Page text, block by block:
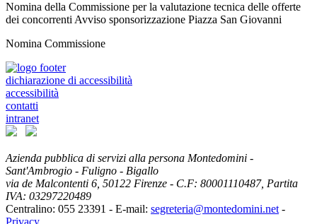
Nomina della Commissione per la valutazione tecnica delle offerte
dei concorrenti Avviso sponsorizzazione Piazza San Giovanni
Nomina Commissione
dichiarazione di accessibilità
accessibilità
contatti
intranet
Azienda pubblica di servizi alla persona Montedomini -
Sant'Ambrogio - Fuligno - Bigallo
via de Malcontenti 6, 50122 Firenze - C.F: 80001110487, Partita
IVA: 03297220489
Centralino: 055 23391 - E-mail: segreteria@montedomini.net -
Privacy